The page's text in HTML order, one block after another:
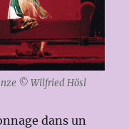
© Wilfried Hösl
dans un